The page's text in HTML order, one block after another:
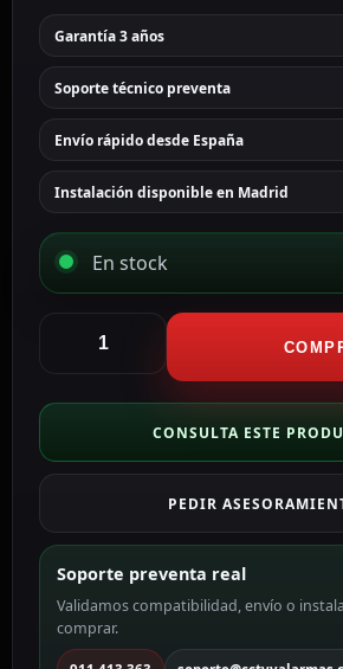
Garantía 3 años
Soporte técnico preventa
Envío rápido desde España
Instalación disponible en Madrid
En stock
Videoportero
WiFi
apartamentos
DS-
WME1(C)
cantidad
CONSULTA ESTE
PEDIR
Soporte preventa real
Validamos compatibilidad, envío o
comprar.